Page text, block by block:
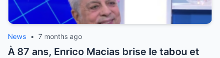
News • 7 months ago
À 87 ans, Enrico Macias brise le tabou et